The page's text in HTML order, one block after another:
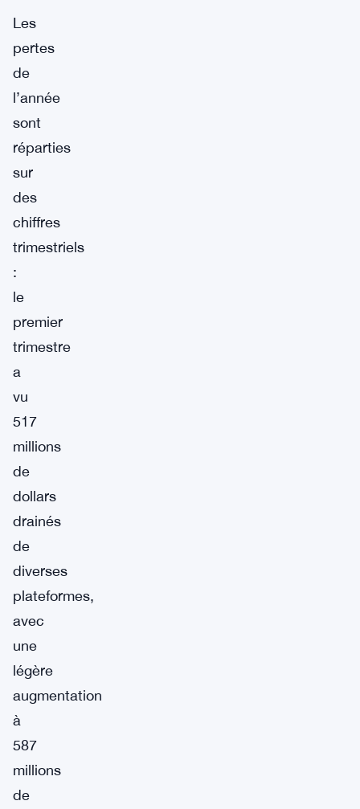
Les
pertes
de
l’année
sont
réparties
sur
des
chiffres
trimestriels
:
le
premier
trimestre
a
vu
517
millions
de
dollars
drainés
de
diverses
plateformes,
avec
une
légère
augmentation
à
587
millions
de